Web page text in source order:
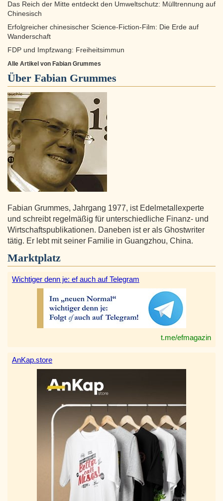
Das Reich der Mitte entdeckt den Umweltschutz: Mülltrennung auf
Chinesisch
Erfolgreicher chinesischer Science-Fiction-Film: Die Erde auf
Wanderschaft
FDP und Impfzwang: Freiheitsimmun
Alle Artikel von Fabian Grummes
Über Fabian Grummes
Fabian Grummes, Jahrgang 1977, ist Edelmetallexperte
und schreibt regelmäßig für unterschiedliche Finanz- und
Wirtschaftspublikationen. Daneben ist er als Ghostwriter
tätig. Er lebt mit seiner Familie in Guangzhou, China.
Marktplatz
Wichtiger denn je: ef auch auf Telegram
t.me/efmagazin
AnKap.store